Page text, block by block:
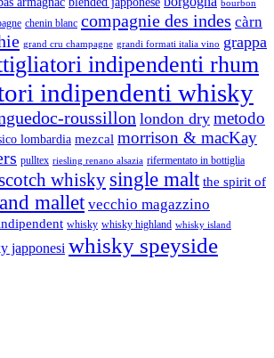
bourbon
chenin blanc compagnie des indes càrn
grand cru champagne grandi formati italia vino grappa
indipendenti rhum
indipendenti whisky
roussillon london dry metodo
lombardia mezcal morrison & macKay
pulltex riesling renano alsazia rifermentato in bottiglia
whisky single malt the spirit of
mallet vecchio magazzino
whisky whisky highland whisky island
japponesi whisky speyside